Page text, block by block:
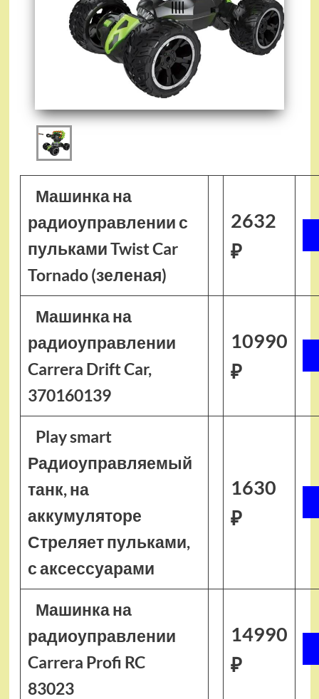
Машинка на
радиоуправлении с
пульками Twist Car
Tornado (зеленая)
2632
₽
Машинка на
радиоуправлении
Carrera Drift Car,
370160139
10990
₽
Play smart
Радиоуправляемый
танк, на
аккумуляторе
Стреляет пульками,
с аксессуарами
1630
₽
Машинка на
радиоуправлении
Carrera Profi RC
83023
14990
₽